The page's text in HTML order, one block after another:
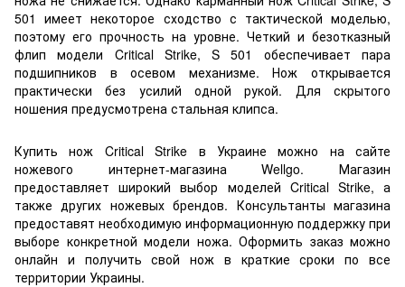
501 имеет некоторое сходство с тактической моделью,
поэтому его прочность на уровне. Четкий и безотказный
флип модели Critical Strike, S 501 обеспечивает пара
подшипников в осевом механизме. Нож открывается
практически без усилий одной рукой. Для скрытого
ношения предусмотрена стальная клипса.
Купить нож Critical Strike в Украине можно на сайте
ножевого интернет-магазина Wellgo. Магазин
предоставляет широкий выбор моделей Critical Strike, а
также других ножевых брендов. Консультанты магазина
предоставят необходимую информационную поддержку при
выборе конкретной модели ножа. Оформить заказ можно
онлайн и получить свой нож в краткие сроки по все
территории Украины.